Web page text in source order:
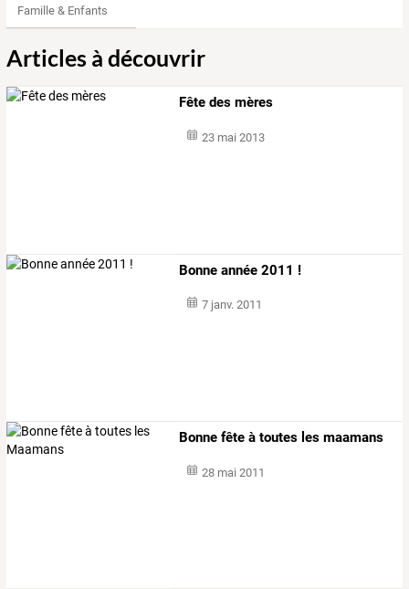
Famille & Enfants
Articles à découvrir
Fête des mères
23 mai 2013
Bonne année 2011 !
7 janv. 2011
Bonne fête à toutes les maamans
28 mai 2011